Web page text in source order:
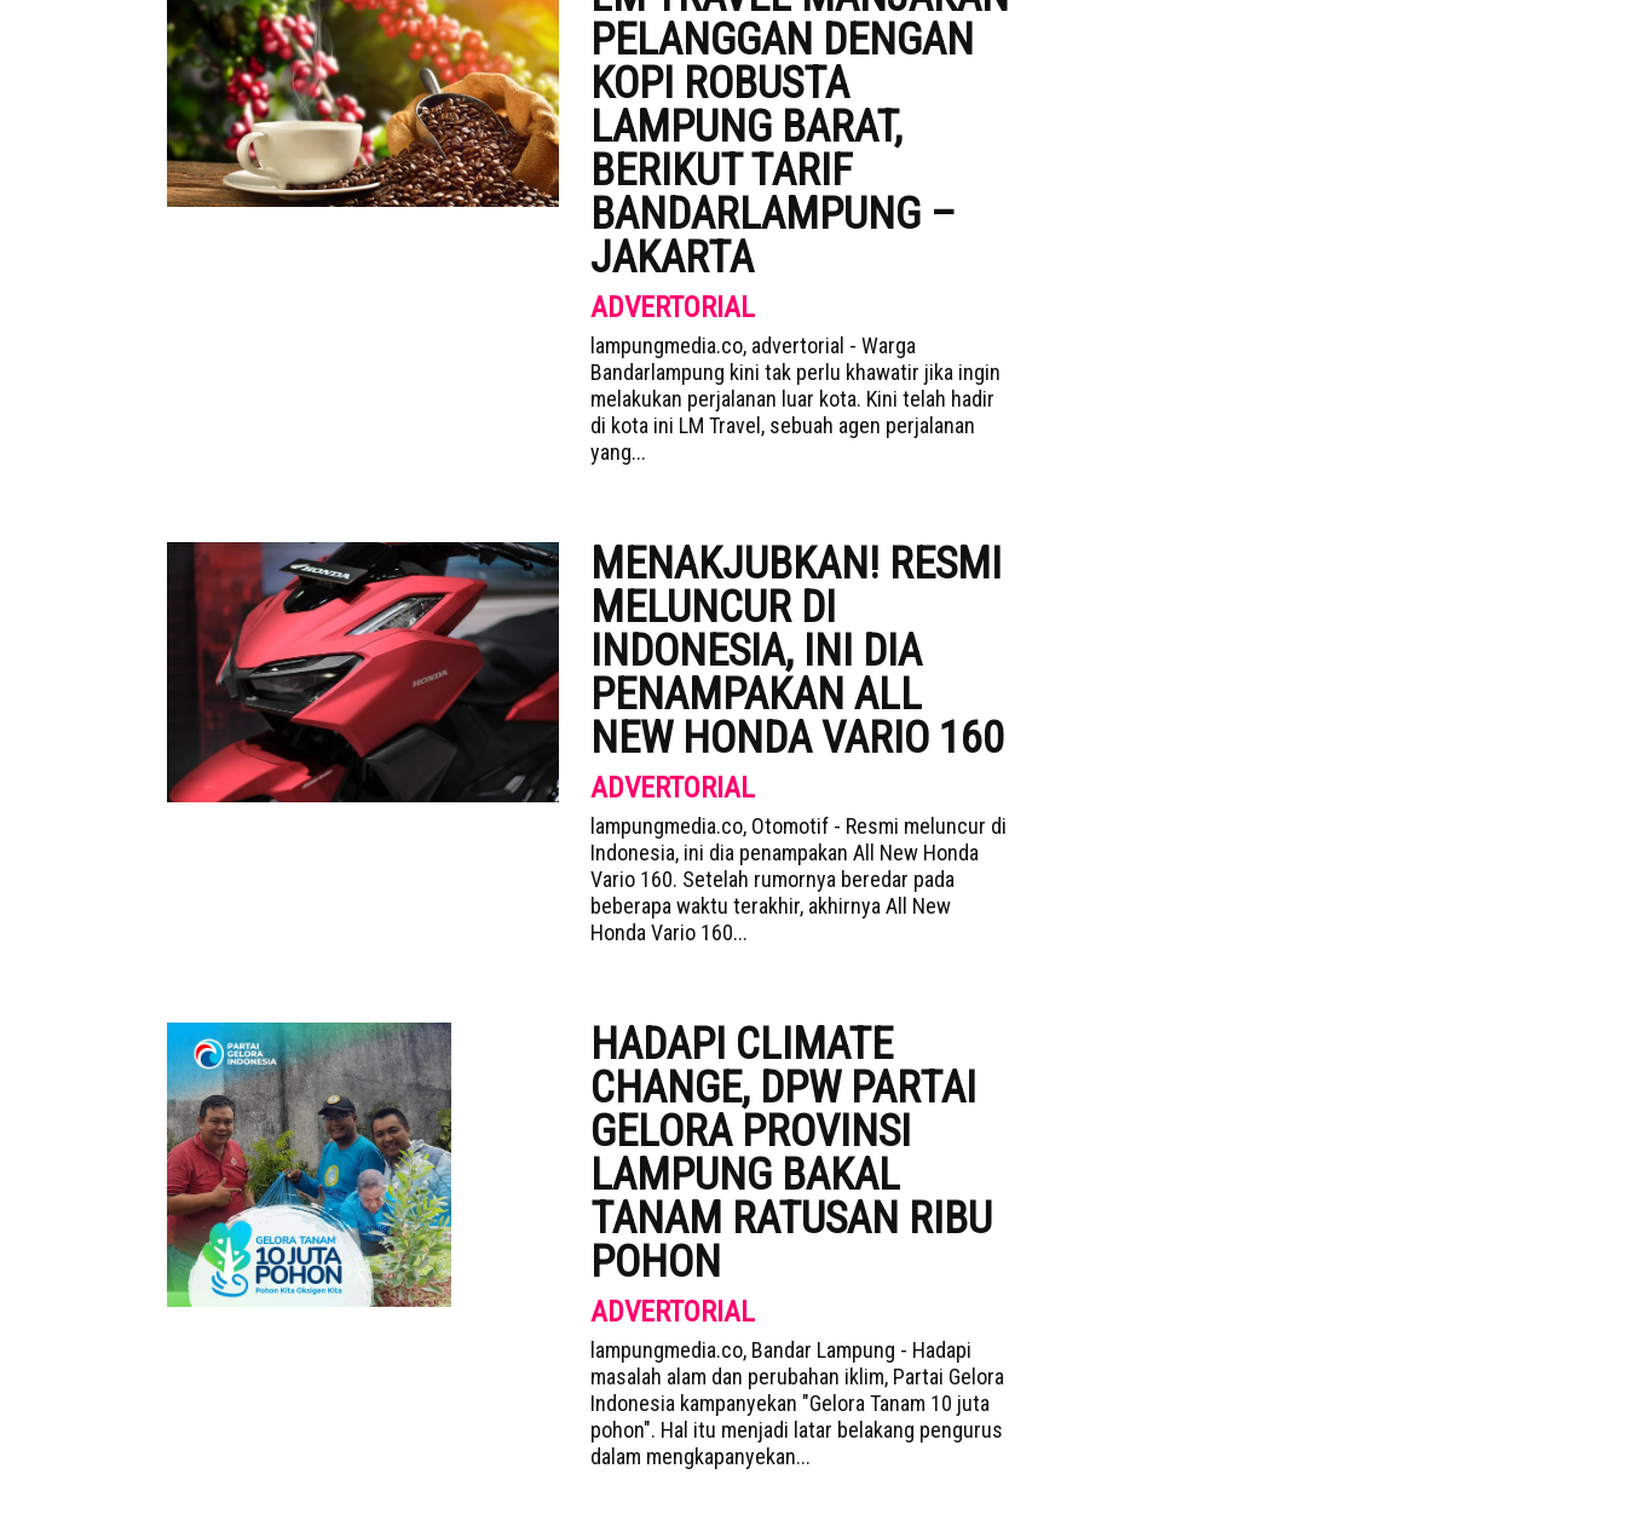
PELANGGAN DENGAN
KOPI ROBUSTA
LAMPUNG BARAT,
BERIKUT TARIF
BANDARLAMPUNG –
JAKARTA
ADVERTORIAL
lampungmedia.co, advertorial - Warga
Bandarlampung kini tak perlu khawatir jika ingin
melakukan perjalanan luar kota. Kini telah hadir
di kota ini LM Travel, sebuah agen perjalanan
yang...
MENAKJUBKAN! RESMI
MELUNCUR DI
INDONESIA, INI DIA
PENAMPAKAN ALL
NEW HONDA VARIO 160
ADVERTORIAL
lampungmedia.co, Otomotif - Resmi meluncur di
Indonesia, ini dia penampakan All New Honda
Vario 160. Setelah rumornya beredar pada
beberapa waktu terakhir, akhirnya All New
Honda Vario 160...
HADAPI CLIMATE
CHANGE, DPW PARTAI
GELORA PROVINSI
LAMPUNG BAKAL
TANAM RATUSAN RIBU
POHON
ADVERTORIAL
lampungmedia.co, Bandar Lampung - Hadapi
masalah alam dan perubahan iklim, Partai Gelora
Indonesia kampanyekan "Gelora Tanam 10 juta
pohon". Hal itu menjadi latar belakang pengurus
dalam mengkapanyekan...